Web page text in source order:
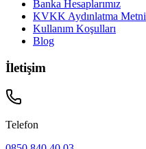
Banka Hesaplarımız
KVKK Aydınlatma Metni
Kullanım Koşulları
Blog
İletişim
Telefon